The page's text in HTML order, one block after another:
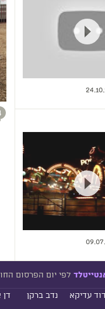
לפי יום הפרסום
עדיקא נדב ברקן דן